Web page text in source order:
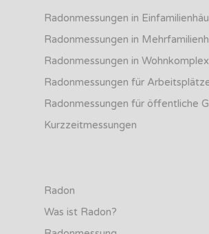
Radonmessungen in
Radonmessungen in
Radonmessungen in
Radonmessungen für
Radonmessungen für öffentliche
Kurzzeitmessungen
Radon
Was ist Radon?